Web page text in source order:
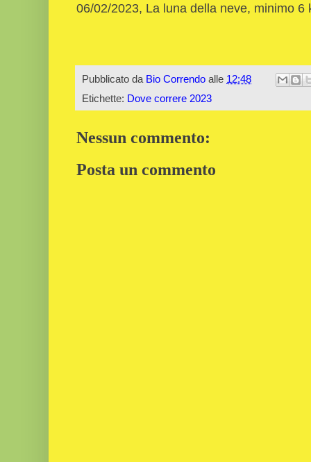
06/02/2023, La luna della neve, minimo
Pubblicato da Bio Correndo alle 12:48
Etichette: Dove correre 2023
Nessun commento:
Posta un commento